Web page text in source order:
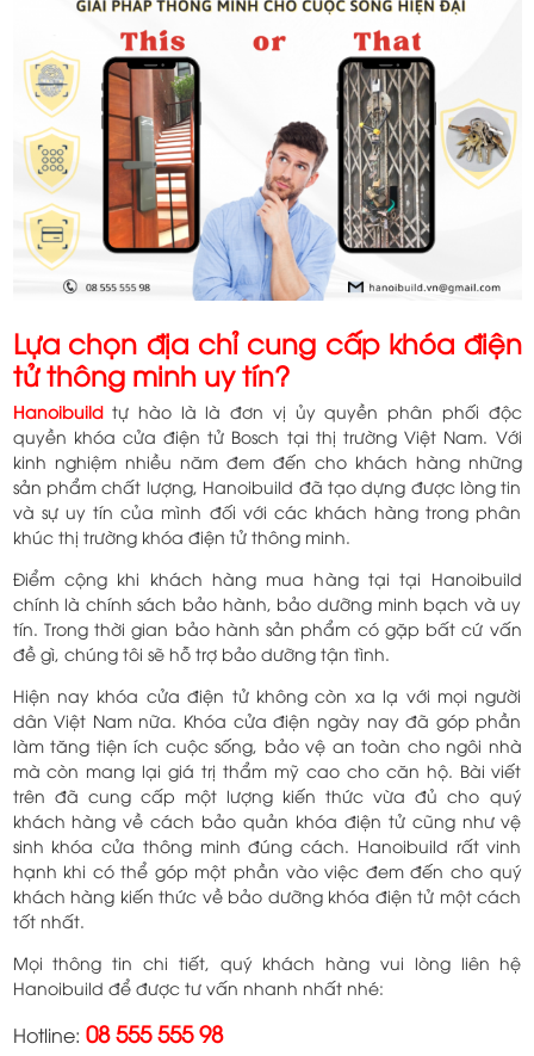
Lựa chọn địa chỉ cung cấp khóa điện
tử thông minh uy tín?
Hanoibuildtự hào là là đơn vị ủy quyền phân phối độc
quyền khóa cửa điện tử Bosch tại thị trường Việt Nam. Với
kinh nghiệm nhiều năm đem đến cho khách hàng những
sản phẩm chất lượng, Hanoibuild đã tạo dựng được lòng tin
và sự uy tín của mình đối với các khách hàng trong phân
khúc thị trường khóa điện tử thông minh.
Điểm cộng khi khách hàng mua hàng tại tại Hanoibuild
chính là chính sách bảo hành, bảo dưỡng minh bạch và uy
tín. Trong thời gian bảo hành sản phẩm có gặp bất cứ vấn
đề gì, chúng tôi sẽ hỗ trợ bảo dưỡng tận tình.
Hiện nay khóa cửa điện tử không còn xa lạ với mọi người
dân Việt Nam nữa. Khóa cửa điện ngày nay đã góp phần
làm tăng tiện ích cuộc sống, bảo vệ an toàn cho ngôi nhà
mà còn mang lại giá trị thẩm mỹ cao cho căn hộ. Bài viết
trên đã cung cấp một lượng kiến thức vừa đủ cho quý
khách hàng về cách bảo quản khóa điện tử cũng như vệ
sinh khóa cửa thông minh đúng cách. Hanoibuild rất vinh
hạnh khi có thể góp một phần vào việc đem đến cho quý
khách hàng kiến thức về bảo dưỡng khóa điện tử một cách
tốt nhất.
Mọi thông tin chi tiết, quý khách hàng vui lòng liên hệ
Hanoibuild để được tư vấn nhanh nhất nhé:
Hotline: 08 555 555 98